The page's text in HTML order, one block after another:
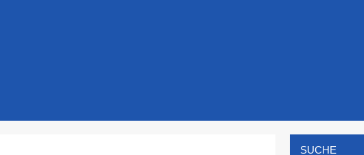
SUCHE